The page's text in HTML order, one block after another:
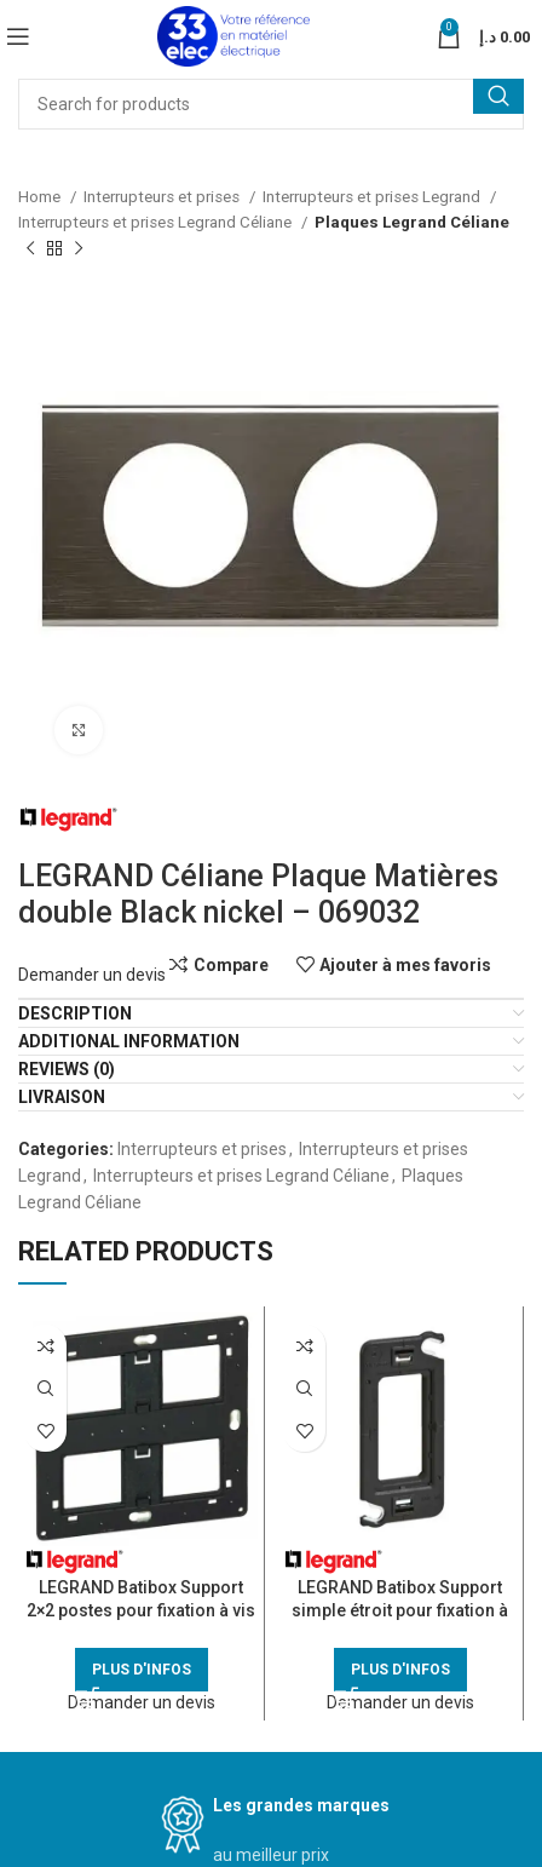
0
0.00 د.إ
Home Interrupteurs et prises
Interrupteurs et prises Legrand
Interrupteurs et prises Legrand Céliane
Plaques Legrand Céliane
LEGRAND Céliane Plaque Matières
double Black nickel – 069032
Demander un devis
Compare Ajouter à mes favoris
DESCRIPTION
ADDITIONAL INFORMATION
REVIEWS (0)
LIVRAISON
Categories: Interrupteurs et prises, Interrupteurs et prises
Legrand , Interrupteurs et prises Legrand Céliane, Plaques
Legrand Céliane
RELATED PRODUCTS
LEGRAND Batibox Support
2×2 postes pour fixation à vis
PLUS D'INFOS
Demander un devis
LEGRAND Batibox Support
simple étroit pour fixation à
PLUS D'INFOS
Demander un devis
Les grandes marques
au meilleur prix